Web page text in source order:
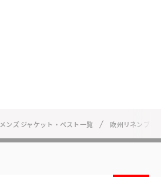
メンズ ジャケット・ベスト一覧 欧州リネンブレ